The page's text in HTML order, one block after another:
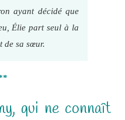
ayant décidé que
Élie part seul à la
de sa sœur.
qui ne connaît